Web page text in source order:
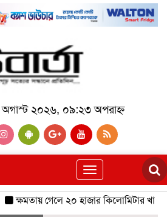
অগাস্ট ২০২৬, ০৯:২৩ অপরাহ্ন
Toggle
navigation
ক্ষমতায় গেলে ২০ হাজার কিলোমিটার খাল